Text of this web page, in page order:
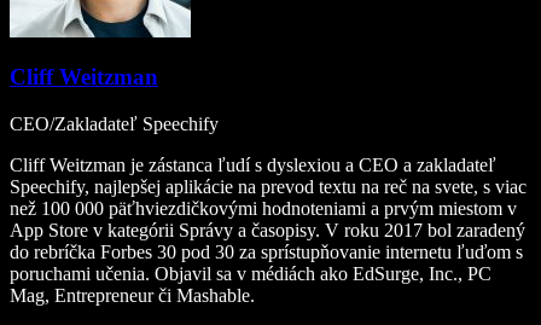
Cliff Weitzman
CEO/Zakladateľ Speechify
Cliff Weitzman je zástanca ľudí s dyslexiou a CEO a zakladateľ
Speechify, najlepšej aplikácie na prevod textu na reč na svete, s viac
než 100 000 päťhviezdičkovými hodnoteniami a prvým miestom v
App Store v kategórii Správy a časopisy. V roku 2017 bol zaradený
do rebríčka Forbes 30 pod 30 za sprístupňovanie internetu ľuďom s
poruchami učenia. Objavil sa v médiách ako EdSurge, Inc., PC
Mag, Entrepreneur či Mashable.